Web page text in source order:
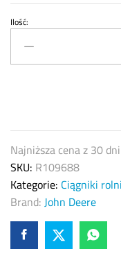
Uszczelnienie
skrzyni
biegów
quantity
Ilość:
Najniższa cena z 30
SKU: R109688
Kategorie: Ciągniki
Brand:John Deere